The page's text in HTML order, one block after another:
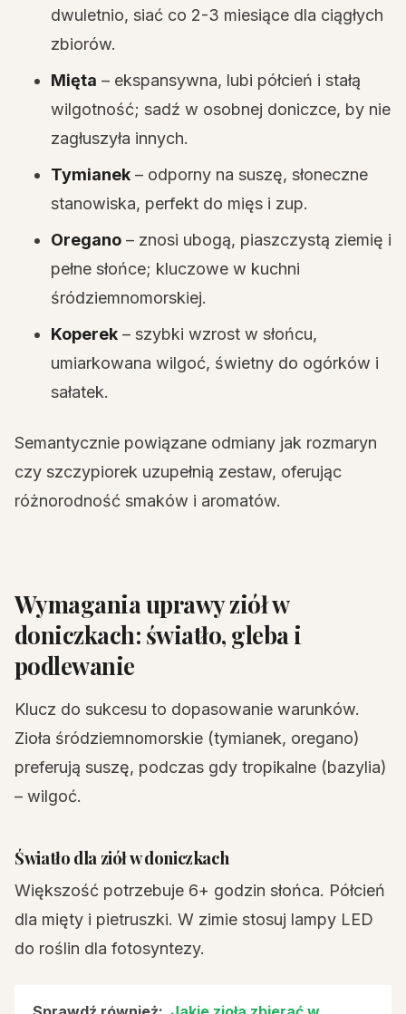
dwuletnio, siać co 2-3 miesiące dla ciągłych
zbiorów.
Mięta – ekspansywna, lubi półcień i stałą
wilgotność; sadź w osobnej doniczce, by nie
zagłuszyła innych.
Tymianek – odporny na suszę, słoneczne
stanowiska, perfekt do mięs i zup.
Oregano – znosi ubogą, piaszczystą ziemię i
pełne słońce; kluczowe w kuchni
śródziemnomorskiej.
Koperek – szybki wzrost w słońcu,
umiarkowana wilgoć, świetny do ogórków i
sałatek.
Semantycznie powiązane odmiany jak rozmaryn
czy szczypiorek uzupełnią zestaw, oferując
różnorodność smaków i aromatów.
Wymagania uprawy ziół w
doniczkach: światło, gleba i
podlewanie
Klucz do sukcesu to dopasowanie warunków.
Zioła śródziemnomorskie (tymianek, oregano)
preferują suszę, podczas gdy tropikalne (bazylia)
– wilgoć.
Światło dla ziół w doniczkach
Większość potrzebuje 6+ godzin słońca. Półcień
dla mięty i pietruszki. W zimie stosuj lampy LED
do roślin dla fotosyntezy.